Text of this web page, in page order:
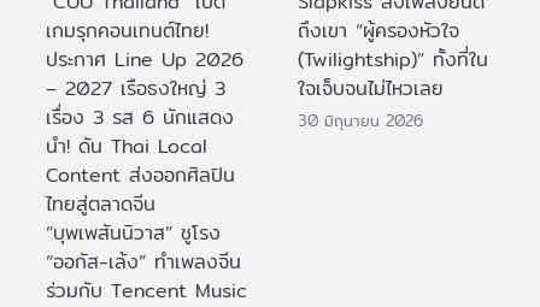
เกมรุกคอนเทนต์ไทย!
ประกาศ Line Up 2026
– 2027 เรือธงใหญ่ 3
เรื่อง 3 รส 6 นักแสดง
นำ! ดัน Thai Local
Content ส่งออกศิลปิน
ไทยสู่ตลาดจีน
“บุพเพสันนิวาส” ชูโรง
“ออกัส-เล้ง” ทำเพลงจีน
ร่วมกับ Tencent Music
ถึงเขา “ผู้ครองหัวใจ
(Twilightship)” ทั้งที่ใน
ใจเจ็บจนไม่ไหวเลย
30 มิถุนายน 2026